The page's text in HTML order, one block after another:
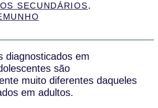
SECUNDÁRIOS,
diagnosticados em
são
muito diferentes daqueles
em adultos.